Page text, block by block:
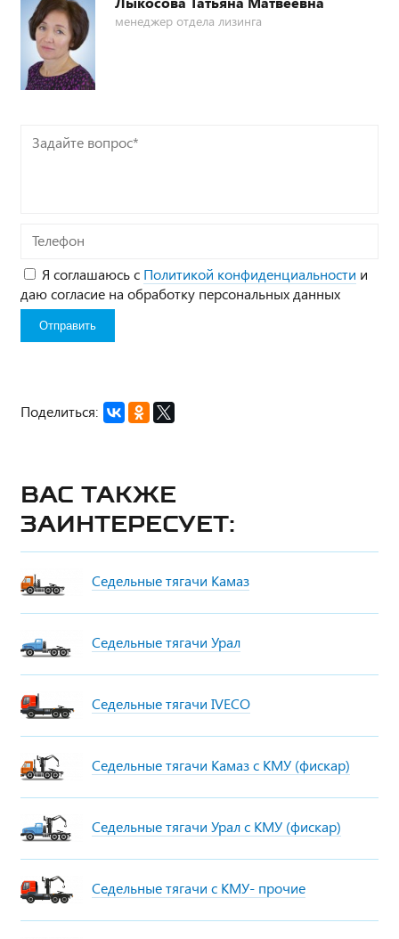
менеджер отдела лизинга
Задайте
вопрос*
Телефон
Я соглашаюсь с Политикой конфиденциальности и
даю согласие на обработку персональных данных
Поделиться:
Вас также
заинтересует:
Седельные тягачи Камаз
Седельные тягачи Урал
Седельные тягачи IVECO
Седельные тягачи Камаз с КМУ (фискар)
Седельные тягачи Урал с КМУ (фискар)
Седельные тягачи с КМУ- прочие